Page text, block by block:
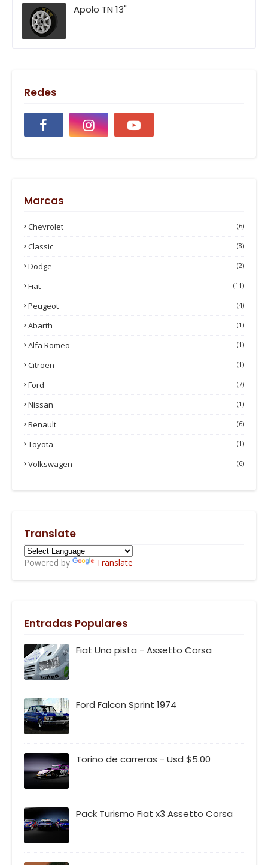
Apolo TN 13"
Redes
Marcas
Chevrolet (6)
Classic (8)
Dodge (2)
Fiat (11)
Peugeot (4)
Abarth (1)
Alfa Romeo (1)
Citroen (1)
Ford (7)
Nissan (1)
Renault (6)
Toyota (1)
Volkswagen (6)
Translate
Powered by Translate
Entradas Populares
Fiat Uno pista - Assetto Corsa
Ford Falcon Sprint 1974
Torino de carreras - Usd $5.00
Pack Turismo Fiat x3 Assetto Corsa